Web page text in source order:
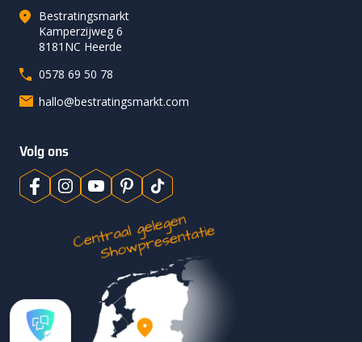
Bestratingsmarkt
Kamperzijweg 6
8181NC Heerde
0578 69 50 78
hallo@bestratingsmarkt.com
Volg ons